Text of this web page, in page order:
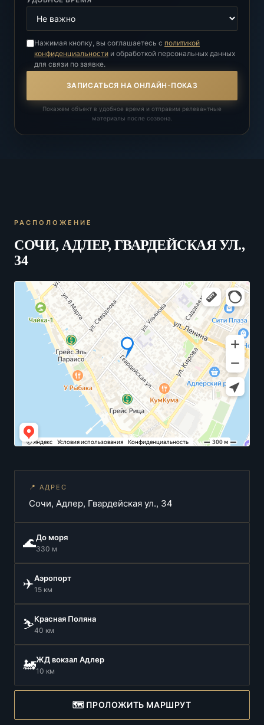
Нажимая кнопку, вы соглашаетесь с политикой
конфиденциальности и обработкой персональных данных
для связи по заявке.
ЗАПИСАТЬСЯ НА ОНЛАЙН-ПОКАЗ
Покажем объект в удобное время и отправим релевантные
материалы после созвона.
РАСПОЛОЖЕНИЕ
СОЧИ, АДЛЕР, ГВАРДЕЙСКАЯ УЛ.,
34
📍 АДРЕС
Сочи, Адлер, Гвардейская ул., 34
🌊До моря
330 м
✈️Аэропорт
15 км
⛷️Красная Поляна
40 км
🚂ЖД вокзал Адлер
10 км
🗺️ ПРОЛОЖИТЬ МАРШРУТ